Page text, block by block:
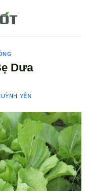
Dưa
YÊN